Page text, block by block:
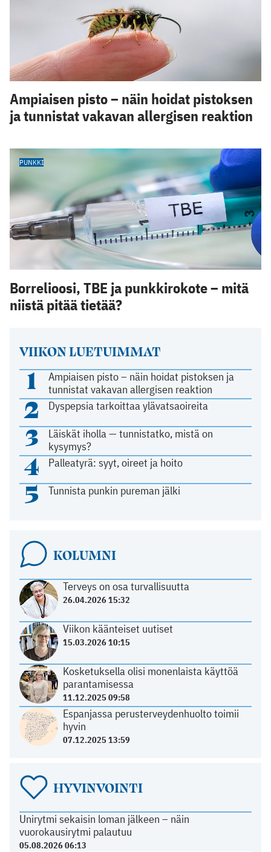
VIIKON LUETUIMMAT
1
Ampiaisen pisto – näin hoidat pistoksen ja
tunnistat vakavan allergisen reaktion
2 Dyspepsia tarkoittaa ylävatsaoireita
3
Läiskät iholla — tunnistatko, mistä on
kysymys?
4 Palleatyrä: syyt, oireet ja hoito
5 Tunnista punkin pureman jälki
KOLUMNI
Terveys on osa turvallisuutta
26.04.2026 15:32
Viikon käänteiset uutiset
15.03.2026 10:15
Kosketuksella olisi monenlaista käyttöä
parantamisessa
11.12.2025 09:58
Espanjassa perusterveydenhuolto toimii
hyvin
07.12.2025 13:59
HYVINVOINTI
Unirytmi sekaisin loman jälkeen – näin
vuorokausirytmi palautuu
05.08.2026 06:13
Ampiaisen pisto – näin hoidat pistoksen
ja tunnistat vakavan allergisen reaktion
PUNKKI
Borrelioosi, TBE ja punkkirokote – mitä
niistä pitää tietää?